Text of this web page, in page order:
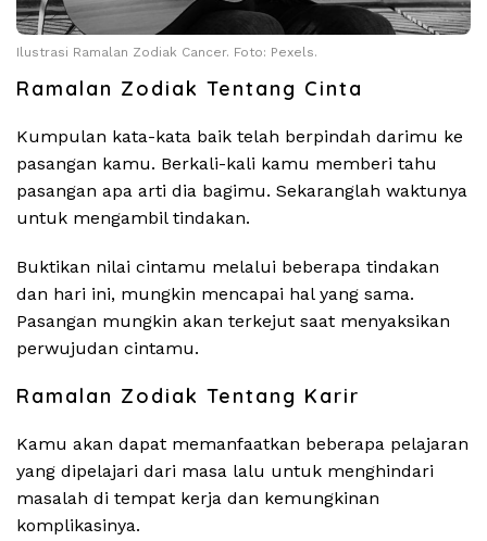
Ilustrasi Ramalan Zodiak Cancer. Foto: Pexels.
Ramalan Zodiak Tentang Cinta
Kumpulan kata-kata baik telah berpindah darimu ke
pasangan kamu. Berkali-kali kamu memberi tahu
pasangan apa arti dia bagimu. Sekaranglah waktunya
untuk mengambil tindakan.
Buktikan nilai cintamu melalui beberapa tindakan
dan hari ini, mungkin mencapai hal yang sama.
Pasangan mungkin akan terkejut saat menyaksikan
perwujudan cintamu.
Ramalan Zodiak Tentang Karir
Kamu akan dapat memanfaatkan beberapa pelajaran
yang dipelajari dari masa lalu untuk menghindari
masalah di tempat kerja dan kemungkinan
komplikasinya.